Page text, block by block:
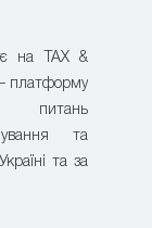
на TAX &
платформу
питань
та
та за